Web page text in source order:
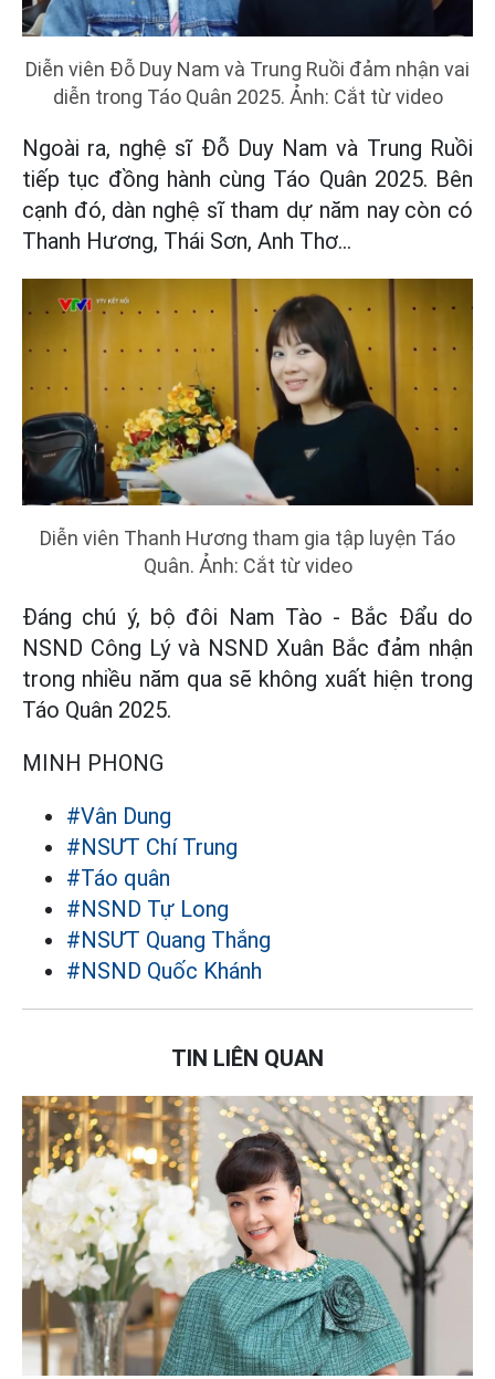
Diễn viên Đỗ Duy Nam và Trung Ruồi đảm nhận vai
diễn trong Táo Quân 2025. Ảnh: Cắt từ video
Ngoài ra, nghệ sĩ Đỗ Duy Nam và Trung Ruồi
tiếp tục đồng hành cùng Táo Quân 2025. Bên
cạnh đó, dàn nghệ sĩ tham dự năm nay còn có
Thanh Hương, Thái Sơn, Anh Thơ…
Diễn viên Thanh Hương tham gia tập luyện Táo
Quân. Ảnh: Cắt từ video
Đáng chú ý, bộ đôi Nam Tào - Bắc Đẩu do
NSND Công Lý và NSND Xuân Bắc đảm nhận
trong nhiều năm qua sẽ không xuất hiện trong
Táo Quân 2025.
MINH PHONG
#Vân Dung
#NSƯT Chí Trung
#Táo quân
#NSND Tự Long
#NSƯT Quang Thắng
#NSND Quốc Khánh
TIN LIÊN QUAN